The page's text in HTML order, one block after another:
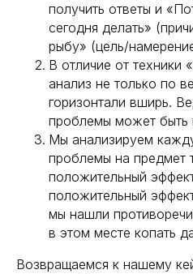
получить ответы и
сегодня делать»
рыбу» (цель/
В отличие от техники
анализ не только по
горизонтали вширь.
проблемы может быть
Мы анализируем
проблемы на предмет
положительный
положительный
мы нашли
в этом месте копать
Возвращаемся к нашему